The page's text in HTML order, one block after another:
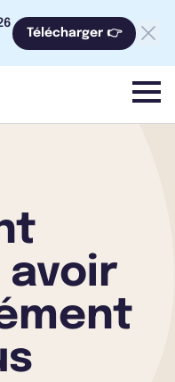
Télécharger 👉
menu
avoir